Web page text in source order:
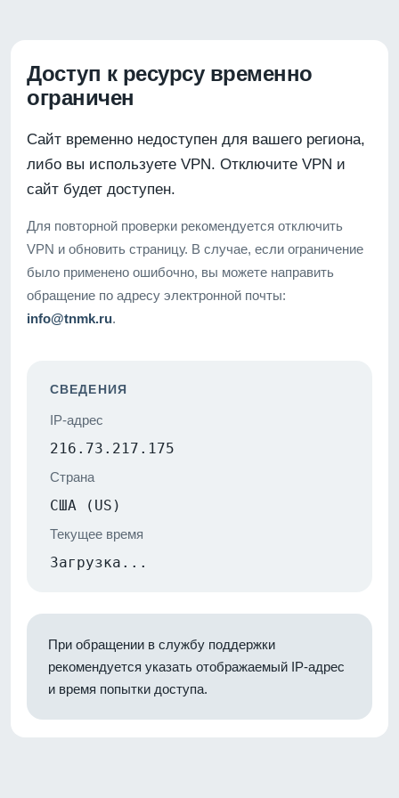
Доступ к ресурсу временно
ограничен
Сайт временно недоступен для вашего региона,
либо вы используете VPN. Отключите VPN и
сайт будет доступен.
Для повторной проверки рекомендуется отключить
VPN и обновить страницу. В случае, если ограничение
было применено ошибочно, вы можете направить
обращение по адресу электронной почты:
info@tnmk.ru.
СВЕДЕНИЯ
IP-адрес
216.73.217.175
Страна
США (US)
Текущее время
Загрузка...
При обращении в службу поддержки
рекомендуется указать отображаемый IP-адрес
и время попытки доступа.